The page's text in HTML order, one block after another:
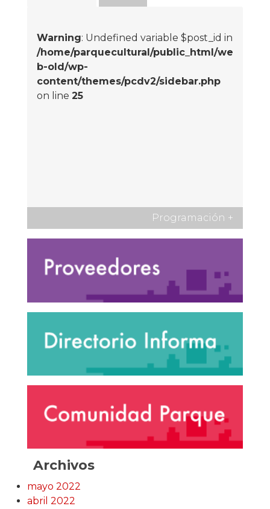
Warning: Undefined variable $post_id in
/home/parquecultural/public_html/we
b-old/wp-
content/themes/pcdv2/sidebar.php
on line 25
Programación +
Archivos
mayo 2022
abril 2022